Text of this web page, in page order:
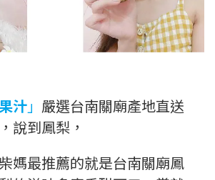
汁 」 嚴選台南關廟產地直送
說到鳳梨，
媽最推薦的就是台南關廟鳳